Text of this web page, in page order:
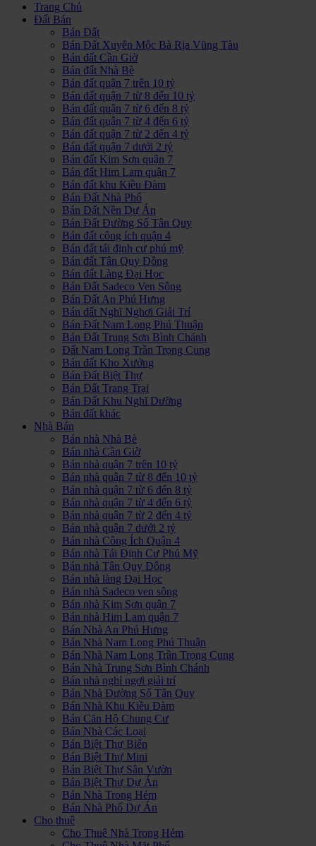
Trang Chủ
Đất Bán
Bán Đất
Bán Đất Xuyên Mộc Bà Rịa Vũng Tàu
Bán đất Cần Giờ
Bán đất Nhà Bè
Bán đất quận 7 trên 10 tỷ
Bán đất quận 7 từ 8 đến 10 tỷ
Bán đất quận 7 từ 6 đến 8 tỷ
Bán đất quận 7 từ 4 đến 6 tỷ
Bán đất quận 7 từ 2 đến 4 tỷ
Bán đất quận 7 dưới 2 tỷ
Bán đất Kim Sơn quận 7
Bán đất Him Lam quận 7
Bán đất khu Kiều Đàm
Bán Đất Nhà Phố
Bán Đất Nền Dự Án
Bán Đất Đường Số Tân Quy
Bán đất công ích quận 4
Bán đất tái định cư phú mỹ
Bán đất Tân Quy Đông
Bán đất Làng Đại Học
Bán Đất Sadeco Ven Sông
Bán Đất An Phú Hưng
Bán đất Nghĩ Nghơi Giải Trí
Bán Đất Nam Long Phú Thuận
Bán Đất Trung Sơn Bình Chánh
Đất Nam Long Trần Trọng Cung
Bán đất Kho Xưởng
Bán Đất Biệt Thự
Bán Đất Trang Trại
Bán Đất Khu Nghĩ Dưỡng
Bán đất khác
Nhà Bán
Bán nhà Nhà Bè
Bán nhà Cần Giờ
Bán nhà quận 7 trên 10 tỷ
Bán nhà quận 7 từ 8 đến 10 tỷ
Bán nhà quận 7 từ 6 đến 8 tỷ
Bán nhà quận 7 từ 4 đến 6 tỷ
Bán nhà quận 7 từ 2 đến 4 tỷ
Bán nhà quận 7 dưới 2 tỷ
Bán nhà Công Ích Quận 4
Bán nhà Tái Định Cư Phú Mỹ
Bán nhà Tân Quy Đông
Bán nhà làng Đại Học
Bán nhà Sadeco ven sông
Bán nhà Kim Sơn quận 7
Bán nhà Him Lam quận 7
Bán Nhà An Phú Hưng
Bán Nhà Nam Long Phú Thuận
Bán Nhà Nam Long Trần Trọng Cung
Bán Nhà Trung Sơn Bình Chánh
Bán nhà nghỉ ngơi giải trí
Bán Nhà Đường Số Tân Quy
Bán Nhà Khu Kiều Đàm
Bán Căn Hộ Chung Cư
Bán Nhà Các Loại
Bán Biệt Thự Biển
Bán Biệt Thự Mini
Bán Biệt Thự Sân Vườn
Bán Biệt Thự Dự Án
Bán Nhà Trong Hẻm
Bán Nhà Phố Dự Án
Cho thuê
Cho Thuê Nhà Trong Hẻm